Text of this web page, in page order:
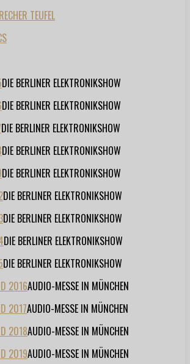
TEUFEL
DIE BERLINER ELEKTRONIKSHOW
DIE BERLINER ELEKTRONIKSHOW
DIE BERLINER ELEKTRONIKSHOW
DIE BERLINER ELEKTRONIKSHOW
DIE BERLINER ELEKTRONIKSHOW
DIE BERLINER ELEKTRONIKSHOW
DIE BERLINER ELEKTRONIKSHOW
DIE BERLINER ELEKTRONIKSHOW
DIE BERLINER ELEKTRONIKSHOW
2016AUDIO-MESSE IN MÜNCHEN
2017AUDIO-MESSE IN MÜNCHEN
2018AUDIO-MESSE IN MÜNCHEN
2019AUDIO-MESSE IN MÜNCHEN